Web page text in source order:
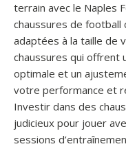
terrain avec le Naples
chaussures de
adaptées à la taille de
chaussures qui offrent
optimale et un
votre performance et
Investir dans des
judicieux pour jouer
sessions